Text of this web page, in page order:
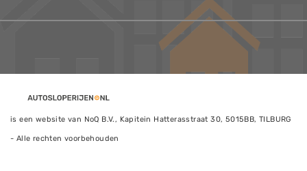
is een website van NoQ B.V., Kapitein Hatterasstraat 30, 5015BB, TILBURG
- Alle rechten voorbehouden